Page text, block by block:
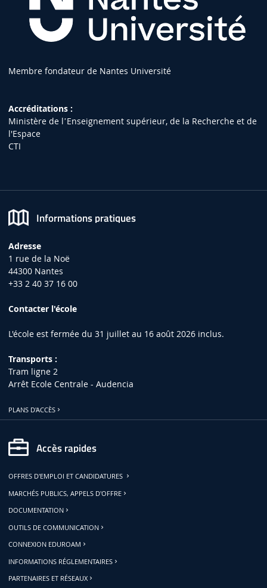
Membre fondateur de Nantes Université
Accréditations :
Ministère de lʼEnseignement supérieur, de la Recherche et de
l'Espace
CTI
Informations pratiques
Adresse
1 rue de la Noë
44300 Nantes
+33 2 40 37 16 00
Contacter l'école
L'école est fermée du 31 juillet au 16 août 2026 inclus.
Transports :
Tram ligne 2
Arrêt Ecole Centrale - Audencia
PLANS D'ACCÈS
Accès rapides
OFFRES D'EMPLOI ET CANDIDATURES
MARCHÉS PUBLICS, APPELS D'OFFRE
DOCUMENTATION
OUTILS DE COMMUNICATION
CONNEXION EDUROAM
INFORMATIONS RÉGLEMENTAIRES
PARTENAIRES ET RÉSEAUX